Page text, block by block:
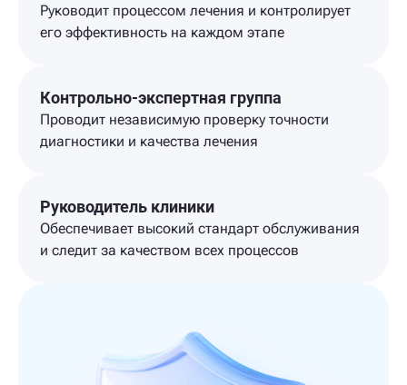
Руководит процессом лечения и контролирует
его эффективность на каждом этапе
Контрольно-экспертная группа
Проводит независимую проверку точности
диагностики и качества лечения
Руководитель клиники
Обеспечивает высокий стандарт обслуживания
и следит за качеством всех процессов